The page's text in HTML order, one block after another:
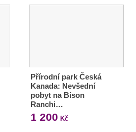
Přírodní park Česká
Kanada: Nevšední
pobyt na Bison
Ranchi…
1 200 Kč